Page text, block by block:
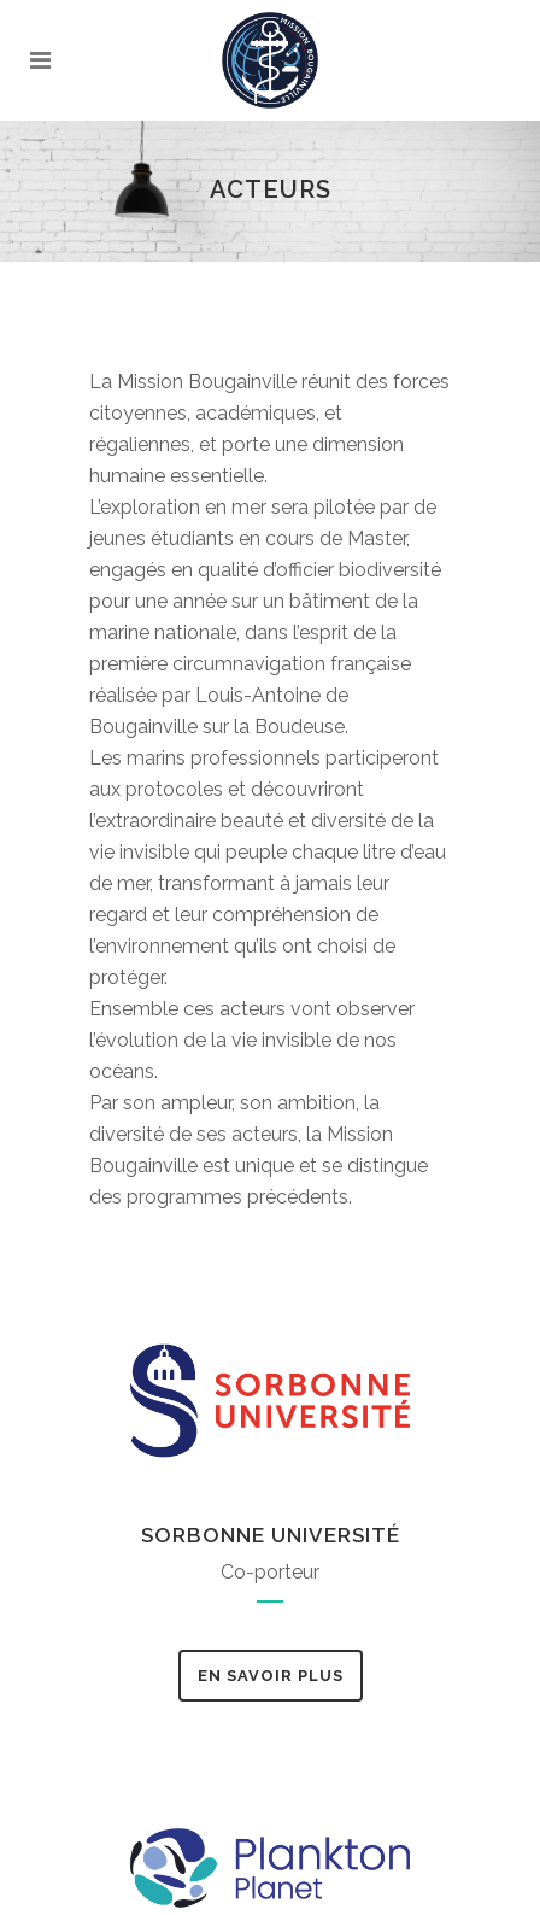
ACTEURS
La Mission Bougainville réunit des forces
citoyennes, académiques, et
régaliennes, et porte une dimension
humaine essentielle.
L’exploration en mer sera pilotée par de
jeunes étudiants en cours de Master,
engagés en qualité d’officier biodiversité
pour une année sur un bâtiment de la
marine nationale, dans l’esprit de la
première circumnavigation française
réalisée par Louis-Antoine de
Bougainville sur la Boudeuse.
Les marins professionnels participeront
aux protocoles et découvriront
l’extraordinaire beauté et diversité de la
vie invisible qui peuple chaque litre d’eau
de mer, transformant à jamais leur
regard et leur compréhension de
l’environnement qu’ils ont choisi de
protéger.
Ensemble ces acteurs vont observer
l’évolution de la vie invisible de nos
océans.
Par son ampleur, son ambition, la
diversité de ses acteurs, la Mission
Bougainville est unique et se distingue
des programmes précédents.
SORBONNE UNIVERSITÉ
Co-porteur
EN SAVOIR PLUS